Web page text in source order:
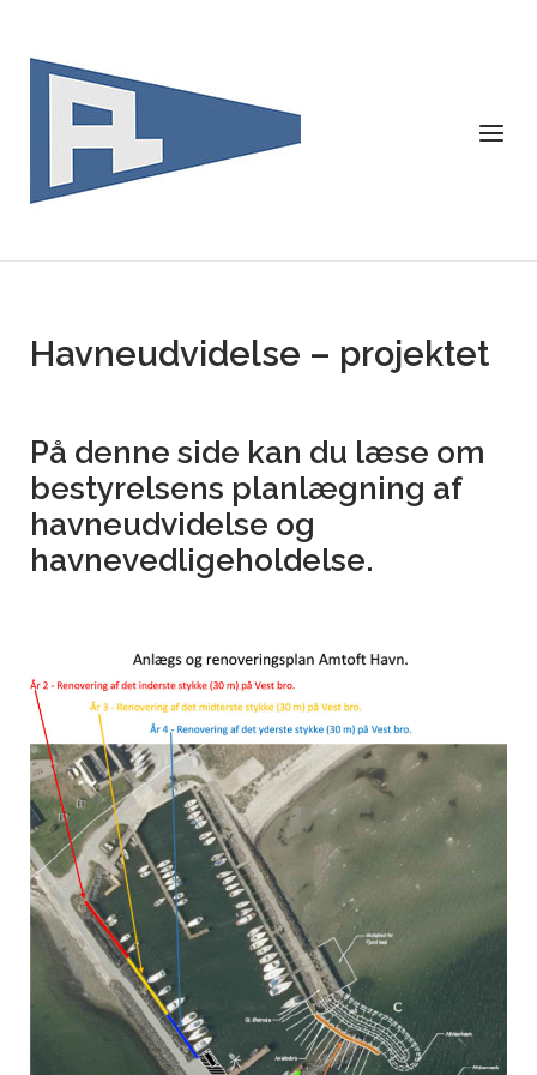
content
Menu
Havneudvidelse – projektet
På denne side kan du læse om
bestyrelsens planlægning af
havneudvidelse og
havnevedligeholdelse.